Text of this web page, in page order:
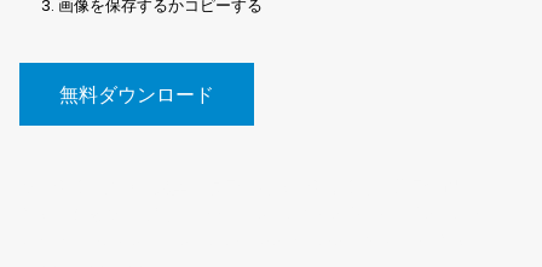
画像を保存するかコピーする
無料ダウンロード